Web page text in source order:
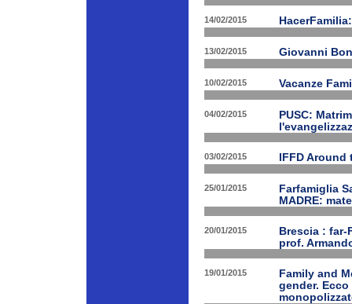
14/02/2015
13/02/2015 Giovanni
10/02/2015 Vacanze
04/02/2015
PUSC:
03/02/2015 IFFD
25/01/2015
Farfamiglia
MADRE:
20/01/2015
Brescia :
prof.
19/01/2015
Family and
gender.